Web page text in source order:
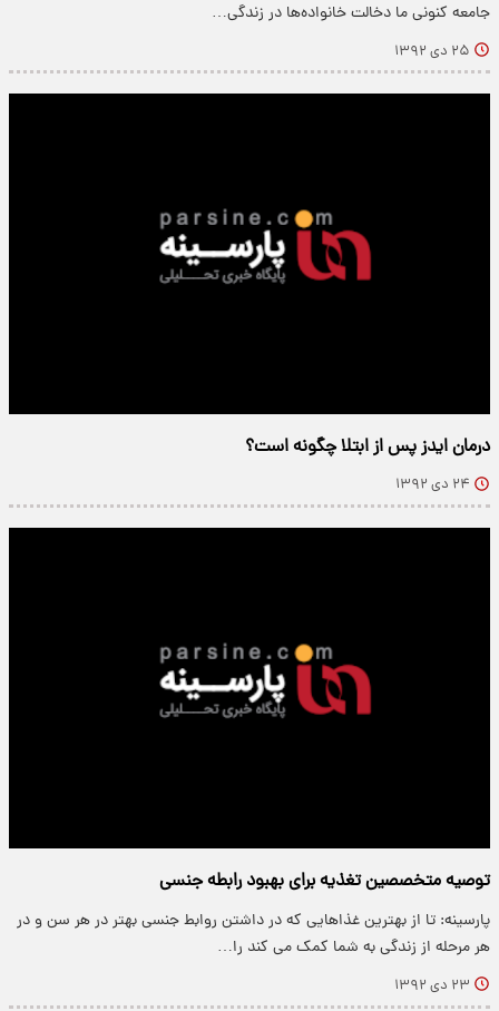
جامعه کنونی ما دخالت خانواده‌ها در زندگی…
۲۵ دی ۱۳۹۲
درمان ایدز پس از ابتلا چگونه است؟
۲۴ دی ۱۳۹۲
توصیه متخصصین تغذیه برای بهبود رابطه جنسی
پارسینه: تا از بهترین غذاهایی که در داشتن روابط جنسی بهتر در هر سن و در
هر مرحله از زندگی به شما کمک می کند را…
۲۳ دی ۱۳۹۲